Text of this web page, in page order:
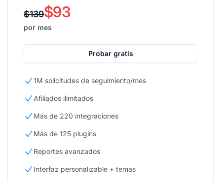
$139$93
por mes
Probar gratis
1M solicitudes de seguimiento/mes
Afiliados ilimitados
Más de 220 integraciones
Más de 125 plugins
Reportes avanzados
Interfaz personalizable + temas